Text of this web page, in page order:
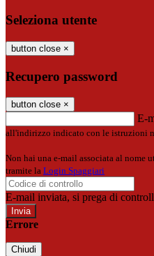
Seleziona utente
button close ×
Recupero password
button close ×
E-
all'indirizzo indicato con le istruzioni
Non hai una e-mail associata al nome
tramite la Login Spaggiari
E-mail inviata, si prega di
Errore
Chiudi